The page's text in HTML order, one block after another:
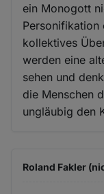
ein Monogott
Personifikation
kollektives
werden eine
sehen und
die Menschen
ungläubig den
Roland Fakler